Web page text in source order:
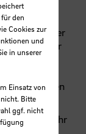
auch der
aus der
19.
nicht mehr
den
Cookies zur
und
in unserer
Einsatz von
Bitte
ggf. nicht